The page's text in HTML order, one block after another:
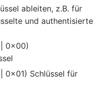
ableiten, z.B. für
und authentisierte
|| 0x00)
|| 0x01) Schlüssel für